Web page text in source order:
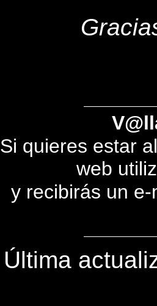
Si quieres estar
web
y recibirás un
Última